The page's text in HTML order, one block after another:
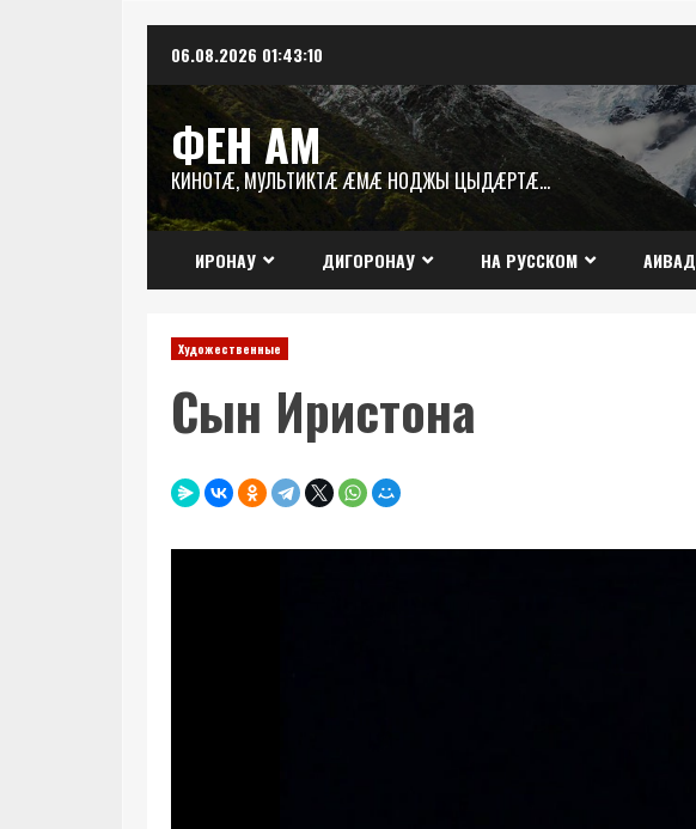
содержимому
06.08.2026 01:43:11
ФЕН АМ
КИНОТÆ, МУЛЬТИКТÆ ÆМÆ НОДЖЫ ЦЫДÆРТÆ…
ИРОНАУ ДИГОРОНАУ НА РУССКОМ АИВАД
Художественные
Сын Иристона